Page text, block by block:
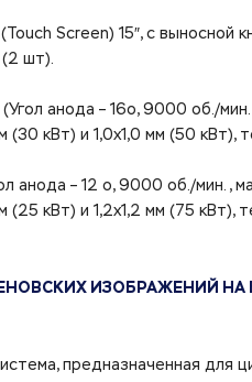
Screen) 15″, с выносной
(2 шт).
анода – 16о, 9000 об./
кВт) и 1,0х1,0 мм (50 кВт),
анода – 12 о, 9000 об./мин.,
кВт) и 1,2х1,2 мм (75 кВт),
ИЗОБРАЖЕНИЙ
предназначенная для